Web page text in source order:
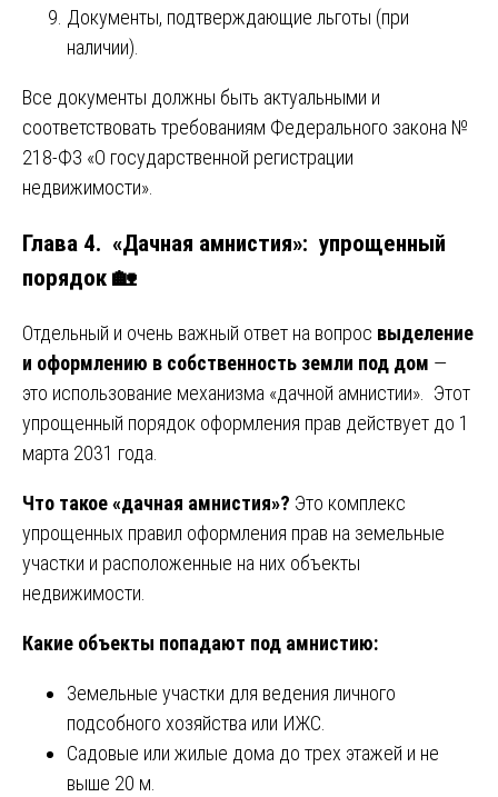
Документы, подтверждающие льготы (при
наличии).
Все документы должны быть актуальными и
соответствовать требованиям Федерального закона №
218-ФЗ «О государственной регистрации
недвижимости».
Глава 4. «Дачная амнистия»: упрощенный
порядок 🏡
Отдельный и очень важный ответ на вопрос выделение
и оформлению в собственность земли под дом —
это использование механизма «дачной амнистии». Этот
упрощенный порядок оформления прав действует до 1
марта 2031 года.
Что такое «дачная амнистия»? Это комплекс
упрощенных правил оформления прав на земельные
участки и расположенные на них объекты
недвижимости.
Какие объекты попадают под амнистию:
Земельные участки для ведения личного
подсобного хозяйства или ИЖС.
Садовые или жилые дома до трех этажей и не
выше 20 м.